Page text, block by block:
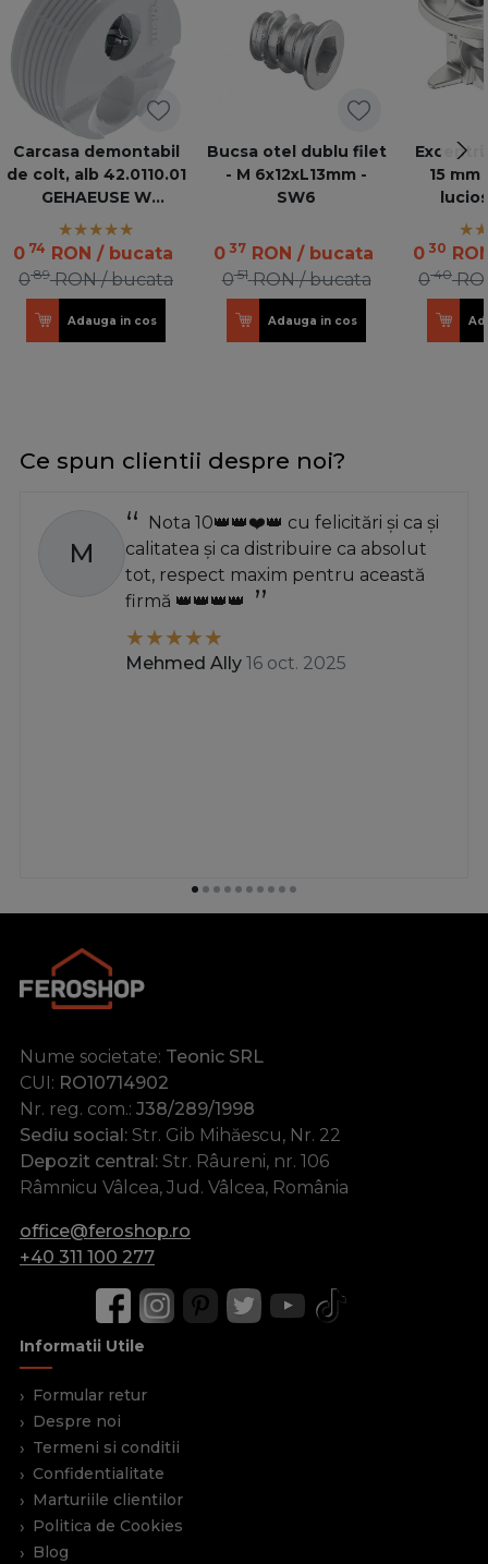
Carcasa demontabil
de colt, alb 42.0110.01
GEHAEUSE W
05436676
074 RON / bucata
089 RON / bucata
Adauga in cos
Bucsa otel dublu filet
- M 6x12xL13mm -
SW6
037 RON / bucata
051 RON / bucata
Adauga in cos
15 mm
0 30
040
Ce spun clientii despre noi?
M
Nota 10👑👑❤️👑 cu felicitări și ca și
calitatea și ca distribuire ca absolut
tot, respect maxim pentru această
firmă 👑👑👑👑
Mehmed Ally 16 oct. 2025
Nume societate: Teonic SRL
CUI: RO10714902
Nr. reg. com.: J38/289/1998
Sediu social: Str. Gib Mihăescu, Nr. 22
Depozit central: Str. Râureni, nr. 106
Râmnicu Vâlcea, Jud. Vâlcea, România
office@feroshop.ro
+40 311 100 277
Informatii Utile
Formular retur
Despre noi
Termeni si conditii
Confidentialitate
Marturiile clientilor
Politica de Cookies
Blog